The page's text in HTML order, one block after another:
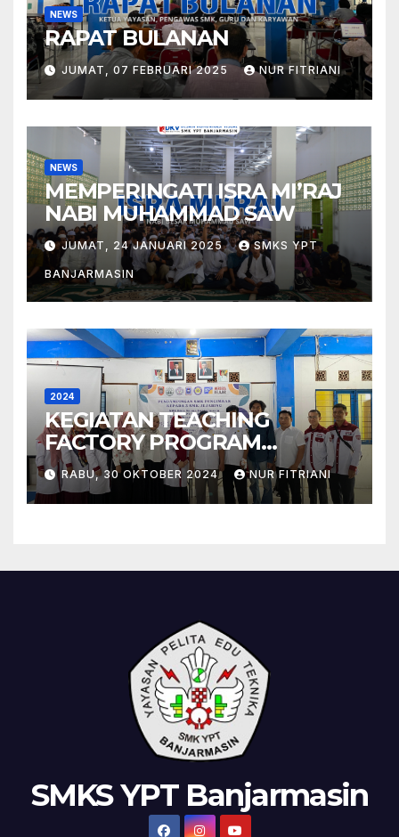
NEWS
RAPAT BULANAN
JUMAT, 07 FEBRUARI 2025 NUR FITRIANI
NEWS
MEMPERINGATI ISRA MI’RAJ
NABI MUHAMMAD SAW
JUMAT, 24 JANUARI 2025 SMKS YPT
BANJARMASIN
2024
KEGIATAN TEACHING
FACTORY PROGRAM
KEAHLIAN DESAIN
KOMUNIKASI VISUAL SMK
YPT BANJARMASIN SEBAGAI
BANJARMASIN SEBAGAI SMK
RABU, 30 OKTOBER 2024 NUR FITRIANI
SMKS YPT Banjarmasin